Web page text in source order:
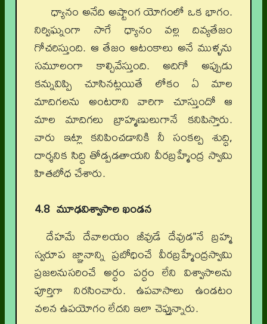
ధ్యానం అనేది అష్టాంగ యోగంలో ఒక భాగం.
నిర్విఘ్నంగా సాగే ధ్యానం వల్ల దివ్యతేజం
గోచరిస్తుంది. ఆ తేజం ఆటంకాలు అనే ముళ్ళను
సమూలంగా కాల్చివేస్తుంది. అదిగో అప్పుడు
కన్నువిప్పి చూసినట్లయితే లోకం ఏ మాల
మాదిగలను అంటరాని వారిగా చూస్తుందో ఆ
మాల మాదిగలు బ్రాహ్మణులుగానే కనిపిస్తారు.
వారు ఇట్లా కనిపించడానికి నీ సంకల్ప శుద్ధి,
దార్శనిక సిద్ధి తోడ్పడతాయని వీరబ్రహ్మేంద్ర స్వామి
హితబోధ చేశారు.
4.8 మూఢవిశ్వాసాల ఖండన
దేహమే దేవాలయం జీవుడే దేవుడ"నే బ్రహ్మ
స్వరూప జ్ఞానాన్ని ప్రబోధించే వీరబ్రహ్మేంద్రస్వామి
ప్రజలనుసరించే అర్థం పర్ధం లేని విశ్వాసాలను
పూర్తిగా నిరసించారు. ఉపవాసాలు ఉండటం
వలన ఉపయోగం లేదని ఇలా చెప్తున్నారు.